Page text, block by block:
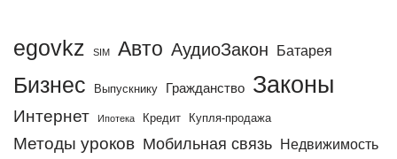
egovkz SIM Авто АудиоЗакон Батарея
Бизнес Выпускнику Гражданство Законы
Интернет Ипотека Кредит Купля-продажа
Методы уроков Мобильная связь Недвижимость